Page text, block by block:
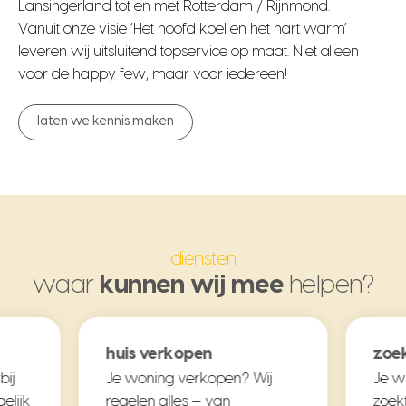
Lansingerland tot en met Rotterdam / Rijnmond.
Vanuit onze visie ‘Het hoofd koel en het hart warm’
leveren wij uitsluitend topservice op maat. Niet alleen
voor de happy few, maar voor iedereen!
laten we kennis maken
diensten
waar kunnen wij meehelpen?
huis verkopen
Je woning verkopen? Wij
regelen alles — van
Je